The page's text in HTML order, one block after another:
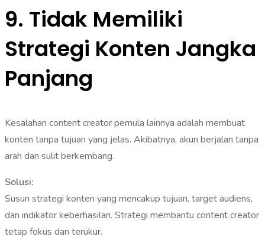
9. Tidak Memiliki
Strategi Konten Jangka
Panjang
Kesalahan content creator pemula lainnya adalah membuat
konten tanpa tujuan yang jelas. Akibatnya, akun berjalan tanpa
arah dan sulit berkembang.
Solusi:
Susun strategi konten yang mencakup tujuan, target audiens,
dan indikator keberhasilan. Strategi membantu content creator
tetap fokus dan terukur.